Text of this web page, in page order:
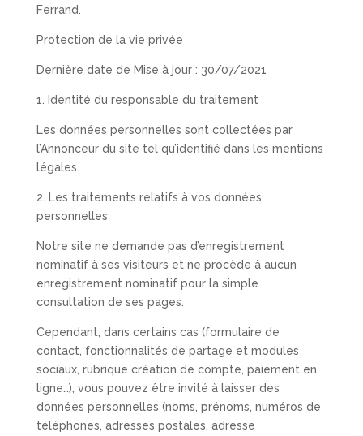
Ferrand.
Protection de la vie privée
Dernière date de Mise à jour : 30/07/2021
1. Identité du responsable du traitement
Les données personnelles sont collectées par
l’Annonceur du site tel qu’identifié dans les mentions
légales.
2. Les traitements relatifs à vos données
personnelles
Notre site ne demande pas d’enregistrement
nominatif à ses visiteurs et ne procède à aucun
enregistrement nominatif pour la simple
consultation de ses pages.
Cependant, dans certains cas (formulaire de
contact, fonctionnalités de partage et modules
sociaux, rubrique création de compte, paiement en
ligne…), vous pouvez être invité à laisser des
données personnelles (noms, prénoms, numéros de
téléphones, adresses postales, adresse